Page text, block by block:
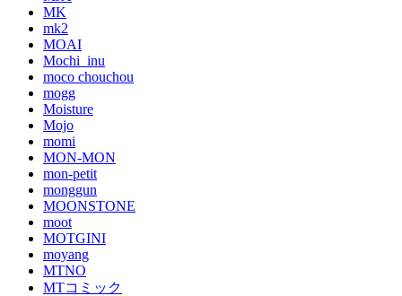
MK
mk2
MOAI
Mochi_inu
moco chouchou
mogg
Moisture
Mojo
momi
MON-MON
mon-petit
monggun
MOONSTONE
moot
MOTGINI
moyang
MTNO
MTコミック